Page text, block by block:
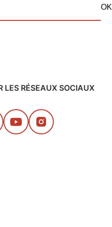
OK
LES RÉSEAUX SOCIAUX